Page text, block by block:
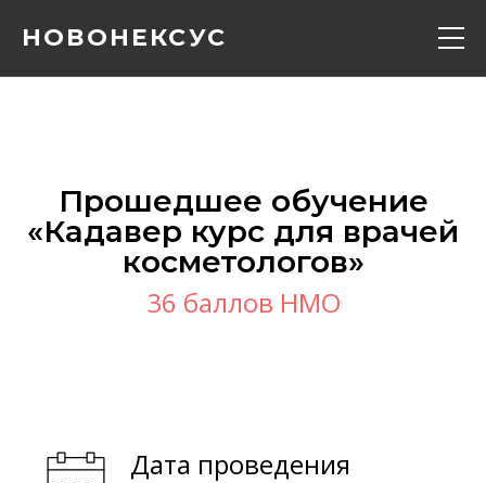
НОВОНЕКСУС
Расписание
Прошедшее обучение
«‎Кадавер курс для врачей
косметологов»‎
36 баллов НМО
Дата проведения